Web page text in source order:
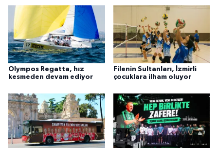
Olympos Regatta, hız
kesmeden devam ediyor
Filenin Sultanları, İzmirli
çocuklara ilham oluyor